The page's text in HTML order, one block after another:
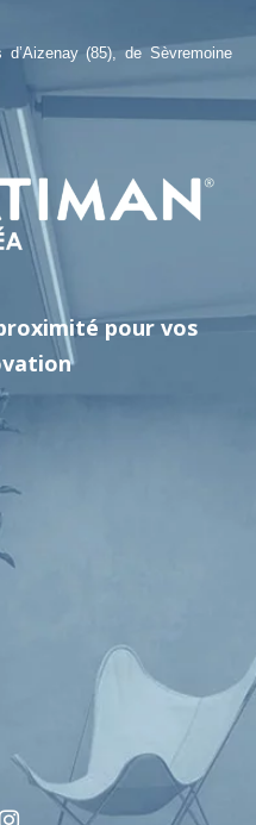
(85), de Sèvremoine
pour vos